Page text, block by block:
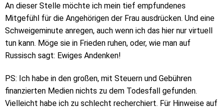
An dieser Stelle möchte ich mein tief empfundenes
Mitgefühl für die Angehörigen der Frau ausdrücken. Und eine
Schweigeminute anregen, auch wenn ich das hier nur virtuell
tun kann. Möge sie in Frieden ruhen, oder, wie man auf
Russisch sagt: Ewiges Andenken!
PS: Ich habe in den großen, mit Steuern und Gebühren
finanzierten Medien nichts zu dem Todesfall gefunden.
Vielleicht habe ich zu schlecht recherchiert. Für Hinweise auf